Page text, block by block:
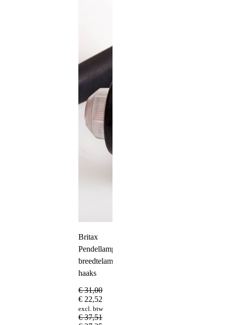
Britax
Pendellamp
breedtelamp
haaks
€31,00
€ 22,52
excl. btw
€37,51